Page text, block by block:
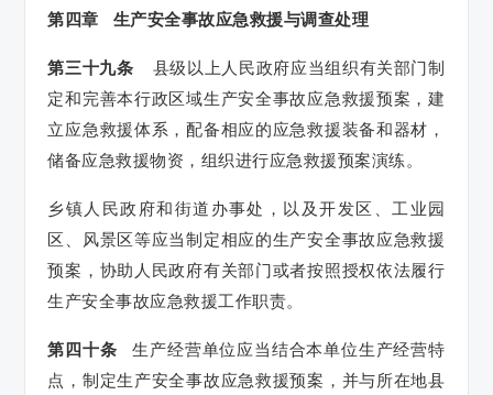
第四章 生产安全事故应急救援与调查处理
第三十九条
县级以上人民政府应当组织有关部门制
定和完善本行政区域生产安全事故应急救援预案，建
立应急救援体系，配备相应的应急救援装备和器材，
储备应急救援物资，组织进行应急救援预案演练。
乡镇人民政府和街道办事处，以及开发区、工业园
区、风景区等应当制定相应的生产安全事故应急救援
预案，协助人民政府有关部门或者按照授权依法履行
生产安全事故应急救援工作职责。
第四十条 生产经营单位应当结合本单位生产经营特
点，制定生产安全事故应急救援预案，并与所在地县